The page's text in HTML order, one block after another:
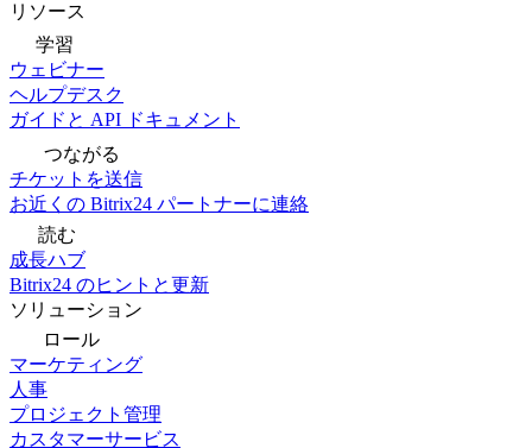
リソース
学習
ウェビナー
ヘルプデスク
ガイドと API ドキュメント
つながる
チケットを送信
お近くの Bitrix24 パートナーに連絡
読む
成長ハブ
Bitrix24 のヒントと更新
ソリューション
ロール
マーケティング
人事
プロジェクト管理
カスタマーサービス